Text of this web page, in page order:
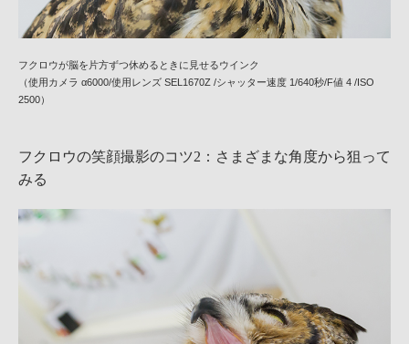
フクロウが脳を片方ずつ休めるときに見せるウインク
（使用カメラ α6000/使用レンズ SEL1670Z /シャッター速度 1/640秒/F値 4 /ISO
2500）
フクロウの笑顔撮影のコツ2：さまざまな角度から狙って
みる